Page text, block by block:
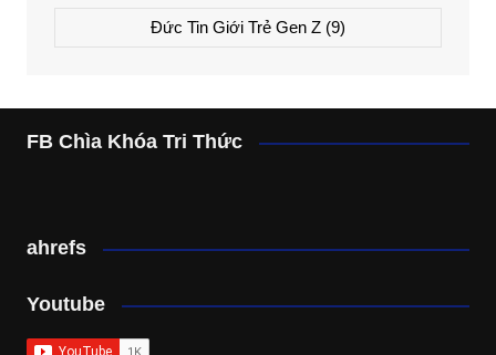
Đức Tin Giới Trẻ Gen Z(9)
FB Chìa Khóa Tri Thức
ahrefs
Youtube